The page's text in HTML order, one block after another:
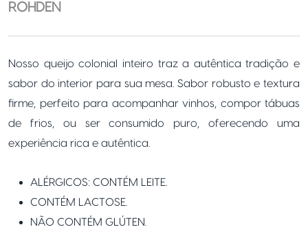
ROHDEN
Nosso queijo colonial inteiro traz a autêntica tradição e
sabor do interior para sua mesa. Sabor robusto e textura
firme, perfeito para acompanhar vinhos, compor tábuas
de frios, ou ser consumido puro, oferecendo uma
experiência rica e autêntica.
ALÉRGICOS: CONTÉM LEITE.
CONTÉM LACTOSE.
NÃO CONTÉM GLÚTEN.